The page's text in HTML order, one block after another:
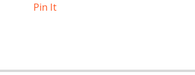
Pin It